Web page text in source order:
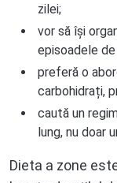
zilei;
vor să își
episoadele
preferă o
carbohidrați,
caută un
lung, nu doar
Dieta a zone